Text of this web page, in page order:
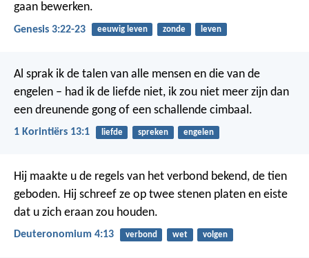
gaan bewerken.
Genesis 3:22-23 eeuwig leven zonde leven
Al sprak ik de talen van alle mensen en die van de
engelen – had ik de liefde niet, ik zou niet meer zijn dan
een dreunende gong of een schallende cimbaal.
1 Korintiërs 13:1 liefde spreken engelen
Hij maakte u de regels van het verbond bekend, de tien
geboden. Hij schreef ze op twee stenen platen en eiste
dat u zich eraan zou houden.
Deuteronomium 4:13 verbond wet volgen